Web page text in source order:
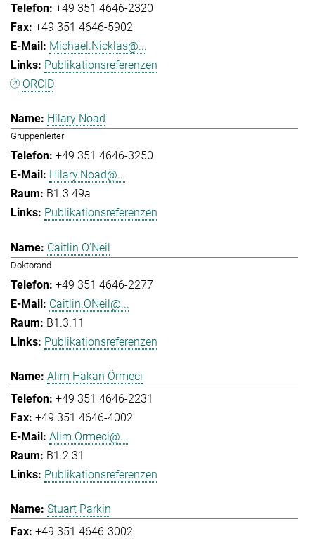
+49 351 4646-2320
+49 351 4646-5902
Michael.Nicklas@...
Publikationsreferenzen
ORCID
Hilary Noad
Gruppenleiter
+49 351 4646-3250
Hilary.Noad@...
B1.3.49a
Publikationsreferenzen
Caitlin O'Neil
Doktorand
+49 351 4646-2277
Caitlin.ONeil@...
B1.3.11
Publikationsreferenzen
Alim Hakan Örmeci
+49 351 4646-2231
+49 351 4646-4002
Alim.Ormeci@...
B1.2.31
Publikationsreferenzen
Stuart Parkin
+49 351 4646-3002